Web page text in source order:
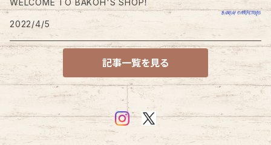
玄関・玄関マット
チェアパッド
キッチンマット
トイレマット
円型・ラウンド型
四角・スクエア型
ドット・ドット柄
モダン・モダン柄
グリーン系
ブラウン・ベージュ系
グレー・ブラック系
WELCOME TO BAKOH'S SHOP！
2022/4/5
記事一覧を見る